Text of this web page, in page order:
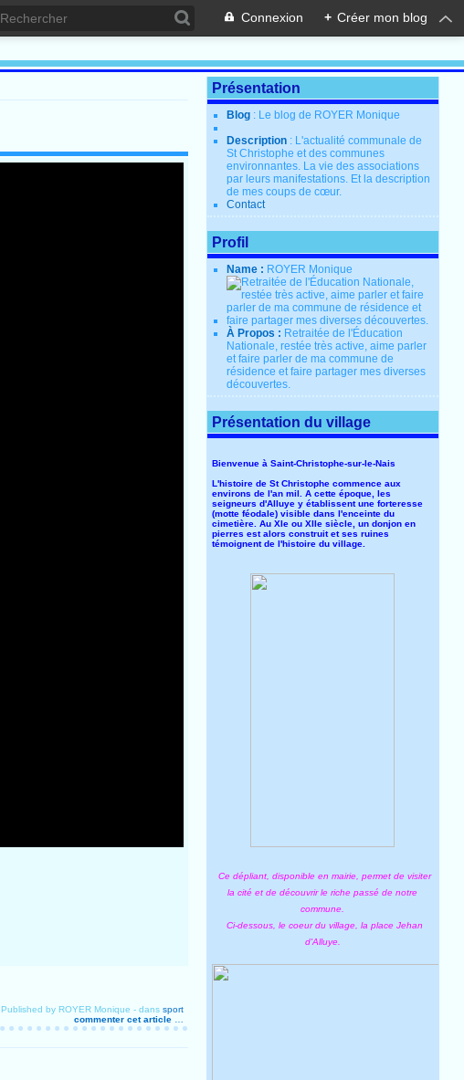
Connexion + Créer mon blog
Published by ROYER Monique -dans sport
commenter cet article
Présentation
Blog : Le blog de ROYER Monique
Description : L'actualité communale de
St Christophe et des communes
environnantes. La vie des associations
par leurs manifestations. Et la description
de mes coups de cœur.
Contact
Profil
Name : ROYER Monique
À Propos : Retraitée de l'Éducation
Nationale, restée très active, aime parler
et faire parler de ma commune de
résidence et faire partager mes diverses
découvertes.
Présentation du village
Bienvenue à Saint-Christophe-sur-le-Nais
L'histoire de St Christophe commence aux
environs de l'an mil. A cette époque, les
seigneurs d'Alluye y établissent une forteresse
(motte féodale) visible dans l'enceinte du
cimetière. Au XIe ou XIIe siècle, un donjon en
pierres est alors construit et ses ruines
témoignent de l'histoire du village.
Ce dépliant, disponible en mairie, permet de visiter
la cité et de découvrir le riche passé de notre
commune.
Ci-dessous, le coeur du village, la place Jehan
d'Alluye.